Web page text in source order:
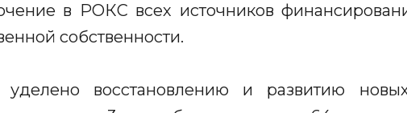
в РОКС всех источников
собственности.
восстановлению и развитию